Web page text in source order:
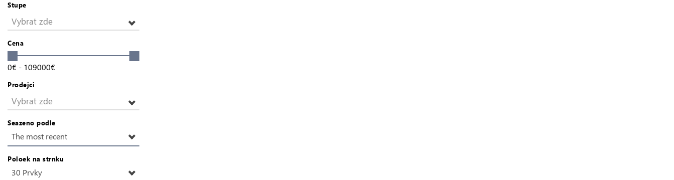
Stupe
Vybrat zde
Cena
0€ - 109000€
Prodejci
Vybrat zde
Seazeno podle
The most recent
Poloek na strnku
30 Prvky